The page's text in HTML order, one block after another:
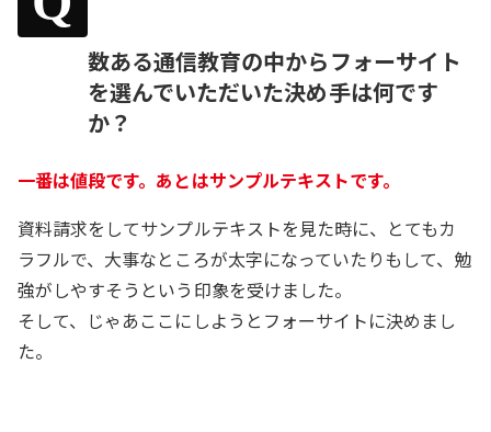
数ある通信教育の中からフォーサイト
を選んでいただいた決め手は何です
か？
一番は値段です。あとはサンプルテキストです。
資料請求をしてサンプルテキストを見た時に、とてもカ
ラフルで、大事なところが太字になっていたりもして、勉
強がしやすそうという印象を受けました。
そして、じゃあここにしようとフォーサイトに決めまし
た。